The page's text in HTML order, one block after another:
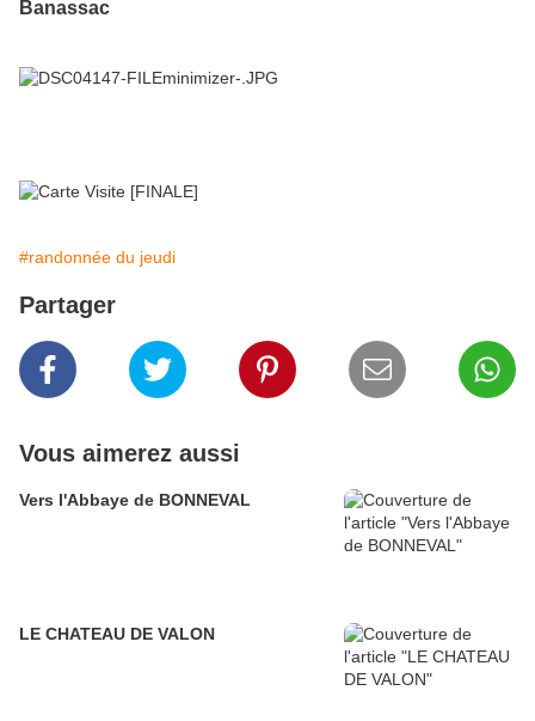
Banassac
#randonnée du jeudi
Partager
Vous aimerez aussi
Vers l'Abbaye de BONNEVAL
LE CHATEAU DE VALON